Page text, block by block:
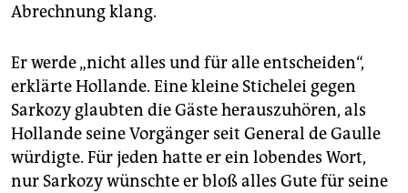
Abrechnung klang.
Er werde „nicht alles und für alle entscheiden“,
erklärte Hollande. Eine kleine Stichelei gegen
Sarkozy glaubten die Gäste herauszuhören, als
Hollande seine Vorgänger seit General de Gaulle
würdigte. Für jeden hatte er ein lobendes Wort,
nur Sarkozy wünschte er bloß alles Gute für seine